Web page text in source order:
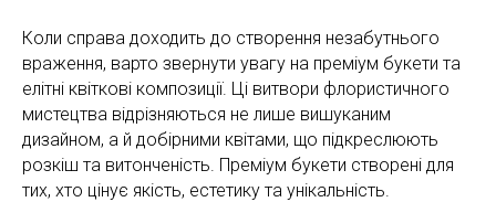
Коли справа доходить до створення незабутнього
враження, варто звернути увагу на преміум букети та
елітні квіткові композиції. Ці витвори флористичного
мистецтва відрізняються не лише вишуканим
дизайном, а й добірними квітами, що підкреслюють
розкіш та витонченість. Преміум букети створені для
тих, хто цінує якість, естетику та унікальність.